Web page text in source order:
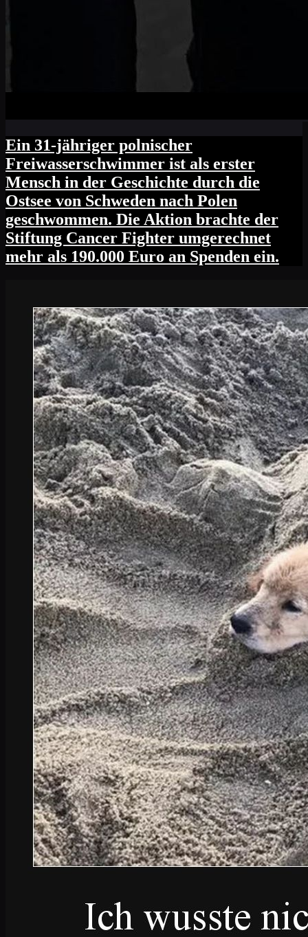
Ein 31-jähriger polnischer
Freiwasserschwimmer ist als erster
Mensch in der Geschichte durch die
Ostsee von Schweden nach Polen
geschwommen. Die Aktion brachte der
Stiftung Cancer Fighter umgerechnet
mehr als 190.000 Euro an Spenden ein.